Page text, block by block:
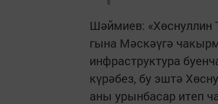
Шәймиев: «Хөснуллин
гына Мәскәүгә
инфраструктура
күрәбез, бу эштә
аны урынбасар итеп